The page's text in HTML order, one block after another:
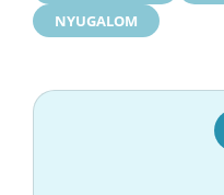
NYUGALOM